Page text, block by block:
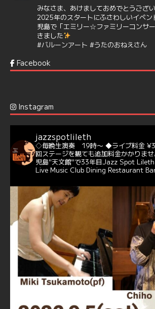
みなさま、あけましておめでとうござ
2025年のスタートにふさわしいイベン
児島で「エミリー☆ファミリーコンサ
きました
#バルーンアート #うたのおねえさん
6 7
@delightful_gang
バー♪♬
当店での演奏シーンもご覧いただけま
#天文館ミリオネーション #ジャミラ #
https://youtu.be/
6 Twitter
Jazz Spot Lilet ·
忘年会＆新年会 ご予約承り中❣❣
☆窓辺から天文館ミリオネーション
☆JAZZの生演奏を聴きながら♪
☆地産地消に拘ったフードメニュー
プラン内容はご予算とご要望に応じて
で、お気軽にお問い合せください
https://jazzspotlileth.com/
6 7 Twitter
Load More
Facebook
Instagram
jazzspotlileth
◇毎晩生演奏 19時〜 ◆ライブ料金
回ステージを観ても追加料金かかりま
児島"天文館"で33年目Jazz Spot Lileth
Live Music Club Dining Restaurant